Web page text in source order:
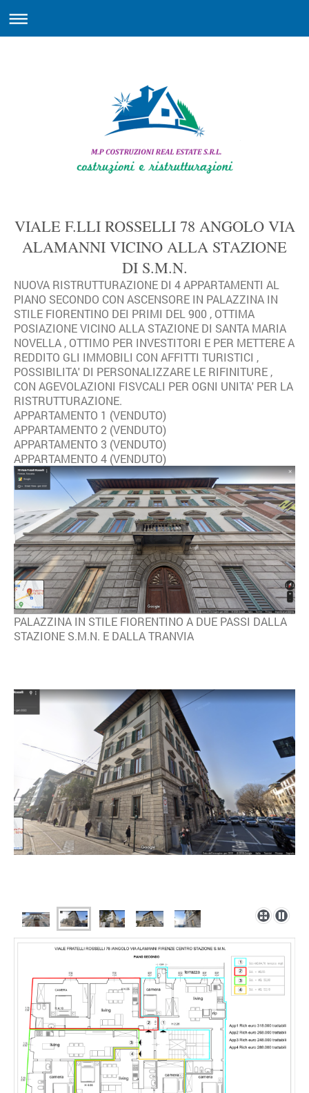
VIALE F.LLI ROSSELLI 78 ANGOLO VIA
ALAMANNI VICINO ALLA STAZIONE
DI S.M.N.
NUOVA RISTRUTTURAZIONE DI 4 APPARTAMENTI AL
PIANO SECONDO CON ASCENSORE IN PALAZZINA IN
STILE FIORENTINO DEI PRIMI DEL 900 , OTTIMA
POSIAZIONE VICINO ALLA STAZIONE DI SANTA MARIA
NOVELLA , OTTIMO PER INVESTITORI E PER METTERE A
REDDITO GLI IMMOBILI CON AFFITTI TURISTICI ,
POSSIBILITA' DI PERSONALIZZARE LE RIFINITURE ,
CON AGEVOLAZIONI FISVCALI PER OGNI UNITA' PER LA
RISTRUTTURAZIONE.
APPARTAMENTO 1 (VENDUTO)
APPARTAMENTO 2 (VENDUTO)
APPARTAMENTO 3 (VENDUTO)
APPARTAMENTO 4 (VENDUTO)
PALAZZINA IN STILE FIORENTINO A DUE PASSI DALLA
STAZIONE S.M.N. E DALLA TRANVIA